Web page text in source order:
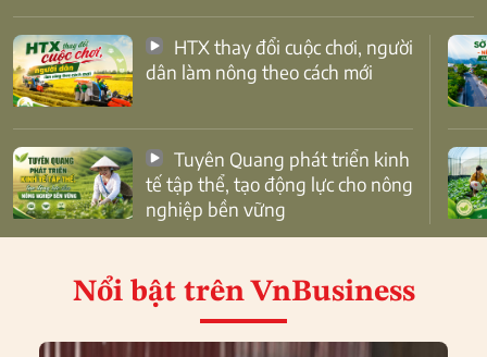
dân làm nông theo cách mới
tế tập thể, tạo động lực cho nông
nghiệp bền vững
Nổi bật trên VnBusiness